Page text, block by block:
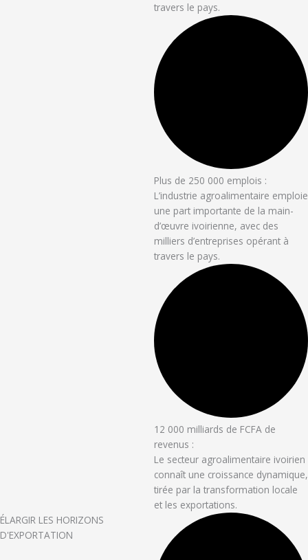
travers le pays.
Plus de 250 000 emplois :
L’industrie agroalimentaire emploie
une part importante de la main-
d’œuvre ivoirienne, avec des
milliers d’entreprises opérant à
travers le pays.
12 000 milliards de FCFA de
revenus :
Le secteur agroalimentaire ivoirien
connaît une croissance dynamique,
tirée par la transformation locale
et les exportations.
ÉLARGIR LES HORIZONS
D'EXPORTATION